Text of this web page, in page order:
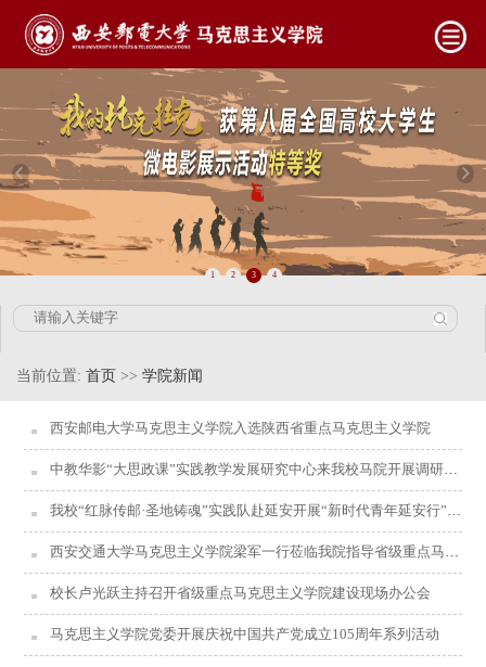
1 2 3 4
当前位置: 首页 >> 学院新闻
西安邮电大学马克思主义学院入选陕西省重点马克思主义学院
中教华影“大思政课”实践教学发展研究中心来我校马院开展调研交流
我校“红脉传邮·圣地铸魂”实践队赴延安开展“新时代青年延安行”社会实践活动
西安交通大学马克思主义学院梁军一行莅临我院指导省级重点马院建设工作
校长卢光跃主持召开省级重点马克思主义学院建设现场办公会
马克思主义学院党委开展庆祝中国共产党成立105周年系列活动